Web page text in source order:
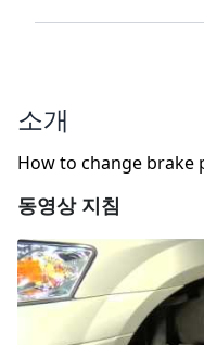
소개
How to change brake
동영상 지침